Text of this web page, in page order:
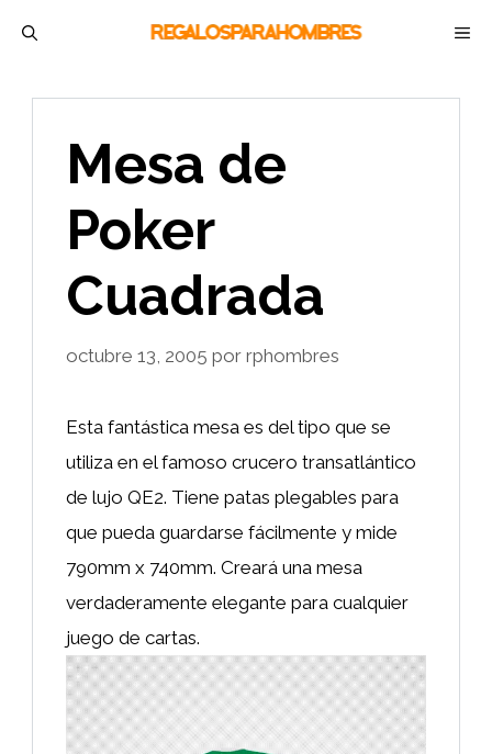
Mesa de
Poker
Cuadrada
octubre 13, 2005 por rphombres
Esta fantástica mesa es del tipo que se
utiliza en el famoso crucero transatlántico
de lujo QE2. Tiene patas plegables para
que pueda guardarse fácilmente y mide
790mm x 740mm. Creará una mesa
verdaderamente elegante para cualquier
juego de cartas.